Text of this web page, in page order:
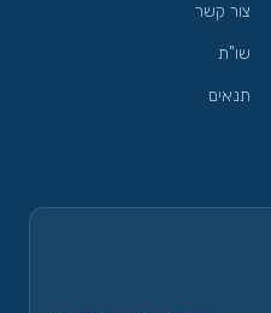
צור קשר
שו"ת
תנאים